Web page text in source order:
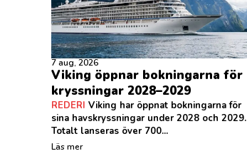
7 aug, 2026
Viking öppnar bokningarna för
kryssningar 2028–2029
REDERI Viking har öppnat bokningarna för
sina havskryssningar under 2028 och 2029.
Totalt lanseras över 700...
Läs mer